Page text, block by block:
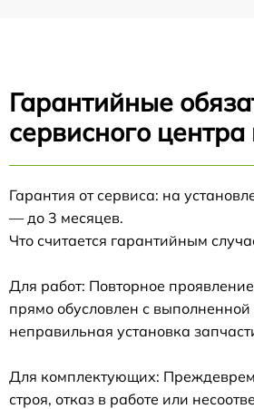
Гарантийные
сервисного
Гарантия от сервиса: на
— до 3 месяцев.
Что считается гарантийным
Для работ: Повторное
прямо обусловлен с
неправильная установка
Для комплектующих:
строя, отказ в работе или